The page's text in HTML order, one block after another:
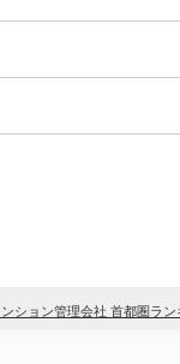
ション管理会社 首都圏ラン